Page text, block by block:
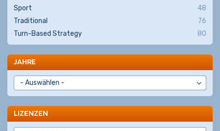
Sport
48
Traditional
76
Turn-Based Strategy
80
JAHRE
LIZENZEN